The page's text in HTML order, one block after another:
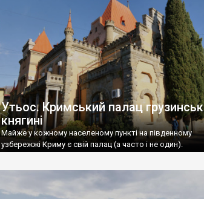
Утьос. Кримський палац
княгині
Майже у кожному населеному пункті на південному
узбережжі Криму є свій палац (а часто і не один).